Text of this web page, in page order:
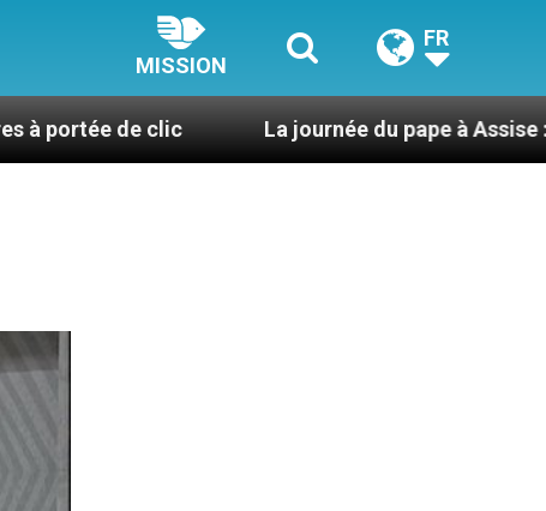
MISSION
FR
clic La journée du pape à Assise : « Allons-y !